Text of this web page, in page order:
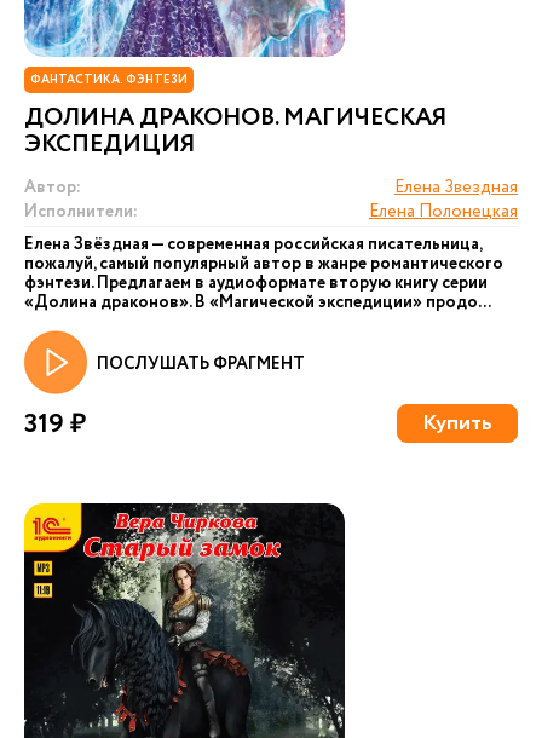
ФАНТАСТИКА. ФЭНТЕЗИ
ДОЛИНА ДРАКОНОВ. МАГИЧЕСКАЯ
ЭКСПЕДИЦИЯ
Автор:
Елена Звездная
Исполнители:
Елена Полонецкая
Елена Звёздная — современная российская писательница,
пожалуй, самый популярный автор в жанре романтического
фэнтези. Предлагаем в аудиоформате вторую книгу серии
«Долина драконов». В «Магической экспедиции» продо...
ПОСЛУШАТЬ ФРАГМЕНТ
319 ₽ Купить